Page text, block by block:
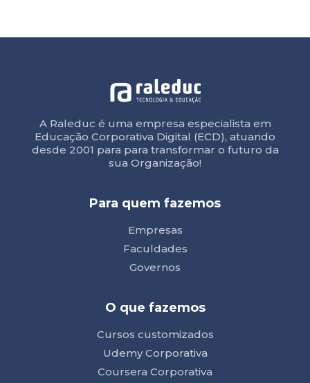
A Raleduc é uma empresa especialista em
Educação Corporativa Digital (ECD), atuando
desde 2001 para para transformar o futuro da
sua Organização!
Para quem fazemos
Empresas
Faculdades
Governos
O que fazemos
Cursos customizados
Udemy Corporativa
Coursera Corporativa